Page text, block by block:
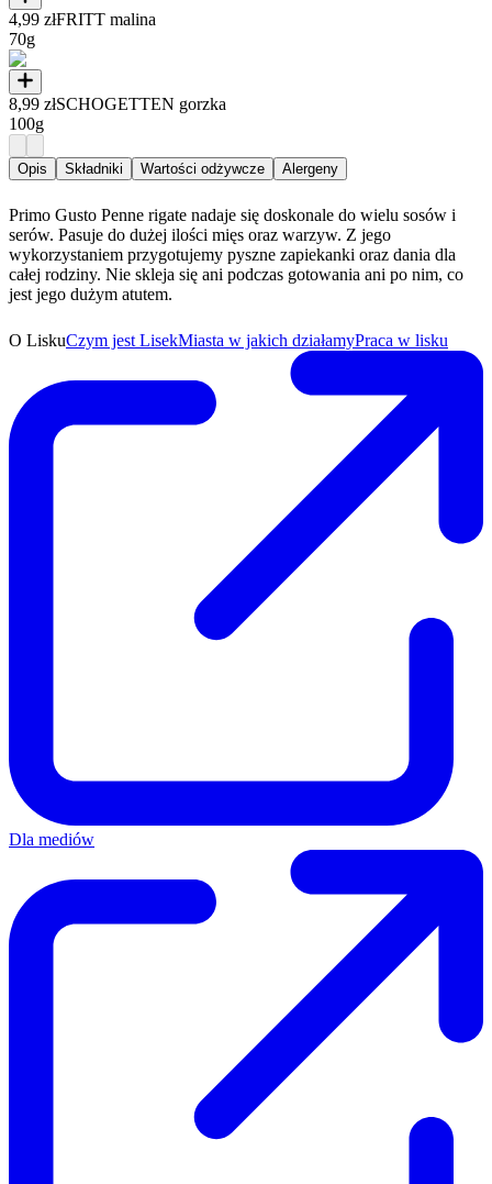
4,99 złFRITT malina
70g
8,99 złSCHOGETTEN gorzka
100g
Opis Składniki Wartości odżywcze Alergeny
Primo Gusto Penne rigate nadaje się doskonale do wielu sosów i
serów. Pasuje do dużej ilości mięs oraz warzyw. Z jego
wykorzystaniem przygotujemy pyszne zapiekanki oraz dania dla
całej rodziny. Nie skleja się ani podczas gotowania ani po nim, co
jest jego dużym atutem.
O LiskuCzym jest LisekMiasta w jakich działamyPraca w lisku
Dla mediów